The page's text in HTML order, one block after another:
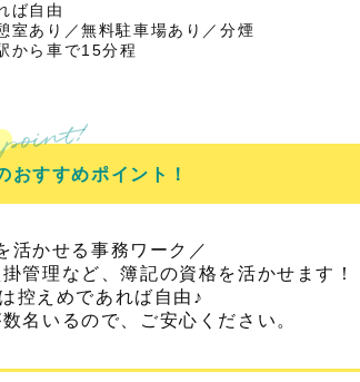
ば自由
あり／無料駐車場あり／分煙
から車で15分程
おすすめポイント！
活かせる事務ワーク／
管理など、簿記の資格を活かせます！
控えめであれば自由♪
名いるので、ご安心ください。